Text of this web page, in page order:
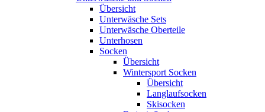
Übersicht
Unterwäsche Sets
Unterwäsche Oberteile
Unterhosen
Socken
Übersicht
Wintersport Socken
Übersicht
Langlaufsocken
Skisocken